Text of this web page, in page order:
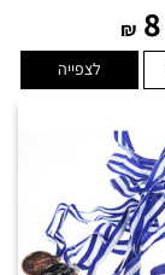
8
₪
לצפייה